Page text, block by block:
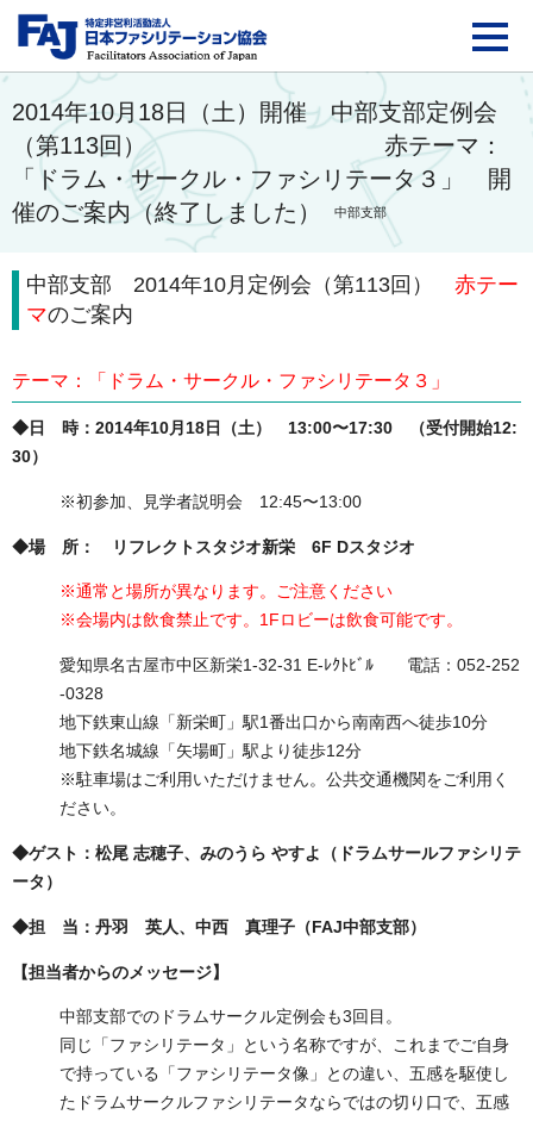
FAJ：特定非営利活動
2014年10月18日（土）開催 中部支部定例会
（第113回） 赤テーマ：
「ドラム・サークル・ファシリテータ３」 開
催のご案内（終了しました）
中部支部
中部支部 2014年10月定例会（第113回） 赤テー
マのご案内
テーマ：「ドラム・サークル・ファシリテータ３」
◆日 時：2014年10月18日（土） 13:00〜17:30 （受付開始12:
30）
※初参加、見学者説明会 12:45〜13:00
◆場 所： リフレクトスタジオ新栄 6F Dスタジオ
※通常と場所が異なります。ご注意ください
※会場内は飲食禁止です。1Fロビーは飲食可能です。
愛知県名古屋市中区新栄1-32-31 E-ﾚｸﾄﾋﾞﾙ 電話：052-252
-0328
地下鉄東山線「新栄町」駅1番出口から南南西へ徒歩10分
地下鉄名城線「矢場町」駅より徒歩12分
※駐車場はご利用いただけません。公共交通機関をご利用く
ださい。
◆ゲスト：松尾 志穂子、みのうら やすよ（ドラムサールファシリテ
ータ）
◆担 当：丹羽 英人、中西 真理子（FAJ中部支部）
【担当者からのメッセージ】
中部支部でのドラムサークル定例会も3回目。
同じ「ファシリテータ」という名称ですが、これまでご自身
で持っている「ファシリテータ像」との違い、五感を駆使し
たドラムサークルファシリテータならではの切り口で、五感